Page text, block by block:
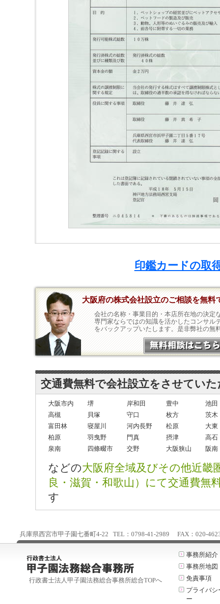
印鑑カードの取
大阪府の株式会社設立のご相談を無料
会社の名称・事業目的・本店所在地の決定
専門家ならではの知識を活かしたコンサル
をバックアップいたします。是非弊社の無
交通費無料で会社設立をさせてい
大阪市内 堺 岸和田 豊中
池田
高槻
貝塚 守口 枚方
茨木
富田林
寝屋川 河内長野 松原
大東
柏原
羽曳野 門真 摂津
高石
泉南
四條畷市 交野 大阪狭山 阪南
などの大阪府全域及びその他近畿
良・滋賀・和歌山）にて交通費無
す
兵庫県西宮市甲子園七番町4-22 TEL：0798-41-2989 FAX：020-
行政書士法人甲子園法務総合事務所総合TOPへ
事務所紹介
事務所地図
免責事項
プライバシ
ー